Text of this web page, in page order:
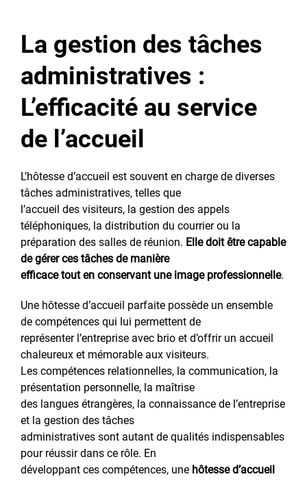
La gestion des tâches
administratives :
L’efficacité au service
de l’accueil
L’hôtesse d’accueil est souvent en charge de diverses
tâches administratives, telles que
l’accueil des visiteurs, la gestion des appels
téléphoniques, la distribution du courrier ou la
préparation des salles de réunion. Elle doit être capable
de gérer ces tâches de manière
efficace tout en conservant une image professionnelle.
Une hôtesse d’accueil parfaite possède un ensemble
de compétences qui lui permettent de
représenter l’entreprise avec brio et d’offrir un accueil
chaleureux et mémorable aux visiteurs.
Les compétences relationnelles, la communication, la
présentation personnelle, la maîtrise
des langues étrangères, la connaissance de l’entreprise
et la gestion des tâches
administratives sont autant de qualités indispensables
pour réussir dans ce rôle. En
développant ces compétences, une hôtesse d’accueil